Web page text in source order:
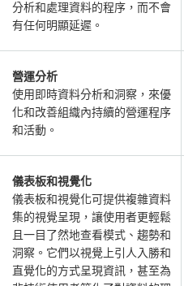
分析和處理資料的程序，而不會
有任何明顯延遲。
營運分析
使用即時資料分析和洞察，來優
化和改善組織內持續的營運程序
和活動。
儀表板和視覺化
儀表板和視覺化可提供複雜資料
集的視覺呈現，讓使用者更輕鬆
且一目了然地查看模式、趨勢和
洞察。它們以視覺上引人入勝和
直覺化的方式呈現資訊，甚至為